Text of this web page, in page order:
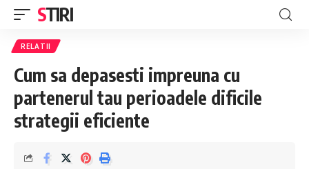
STIRI
RELATII
Cum sa depasesti impreuna cu
partenerul tau perioadele dificile
strategii eficiente